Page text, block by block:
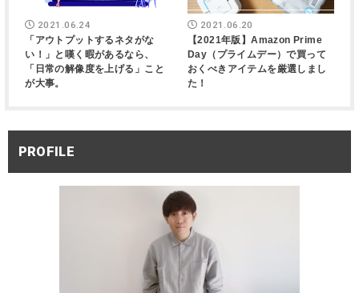
2021.06.24
「アウトプットするネタがな
い！」と嘆く暇があるなら、
「日常の解像度を上げる」こと
が大事。
2021.06.20
【2021年版】Amazon Prime
Day（プライムデー）で買って
おくべきアイテムを厳選しまし
た！
PROFILE